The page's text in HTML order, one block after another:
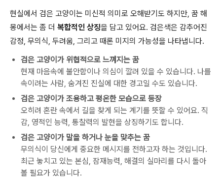
현실에서 검은 고양이는 미신적 의미로 오해받기도 하지만, 꿈 해
몽에서는 좀 더 복합적인 상징을 담고 있어요. 검은색은 감추어진
감정, 무의식, 두려움, 그리고 때론 미지의 가능성을 나타냅니다.
검은 고양이가 위협적으로 느껴지는 꿈
현재 마음속에 불안함이나 의심이 깔려 있을 수 있습니다. 나를
속이려는 사람, 숨겨진 진실에 대한 경고일 수도 있습니다.
검은 고양이가 조용하고 평온한 모습으로 등장
오히려 혼란 속에서 길을 찾게 되는 계기를 뜻할 수 있어요. 직
감, 영적인 능력, 통찰력의 발현을 상징하기도 합니다.
검은 고양이가 말을 하거나 눈을 맞추는 꿈
무의식이 당신에게 중요한 메시지를 전하고자 하는 것입니다.
최근 놓치고 있는 본심, 잠재능력, 해결의 실마리를 다시 돌아
볼 필요가 있습니다.